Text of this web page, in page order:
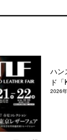
ハン
ド
2026